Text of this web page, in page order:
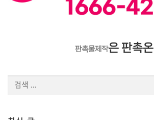
판촉물제작은 판촉온